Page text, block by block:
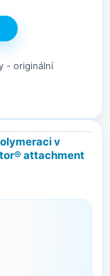
- originální
v
attachment